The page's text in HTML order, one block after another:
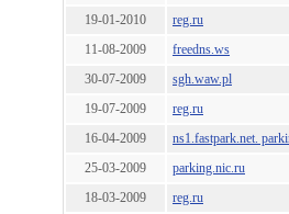
19-01-2010
reg.ru
11-08-2009
freedns.ws
30-07-2009
sgh.waw.pl
19-07-2009
reg.ru
16-04-2009
ns1.fastpark.net.
25-03-2009
parking.nic.ru
18-03-2009
reg.ru